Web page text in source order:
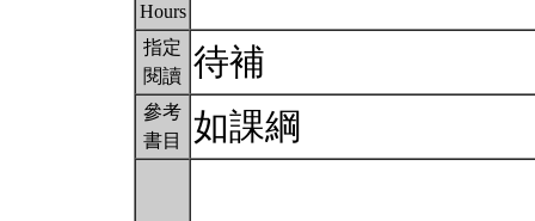
Hours
指定
閱讀 待補
參考
書目
如課綱